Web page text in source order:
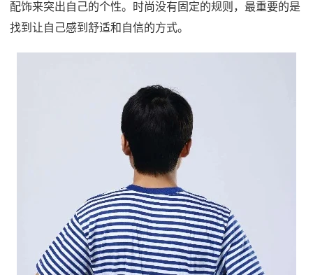
配饰来突出自己的个性。时尚没有固定的规则，最重要的是
找到让自己感到舒适和自信的方式。